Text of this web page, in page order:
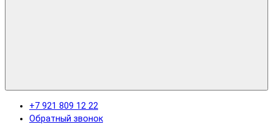
+7 921 809 12 22
Обратный звонок